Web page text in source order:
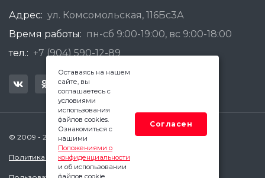
Адрес: ул. Комсомольская, 116Бс3А
Время работы: пн-сб 9:00-19:00, вс 9:00-18:00
тел.: +7 (904) 590-12-89
© 2009 - 2026 Квадратный Метр - Ковров
Политика конфиденциальности
Оставаясь на нашем
сайте, вы
соглашаетесь с
условиями
использования
файлов cookies.
Ознакомиться с
нашими
Положениями о
конфиденциальности
и об использовании
файлов cookie.
Согласен